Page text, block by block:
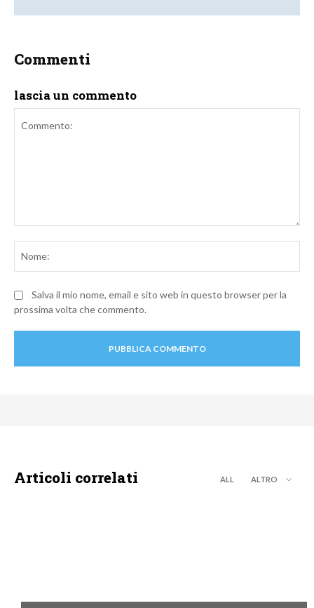
Commenti
lascia un commento
Salva il mio nome, email e sito web in questo browser per la
prossima volta che commento.
Articoli correlati ALL ALTRO